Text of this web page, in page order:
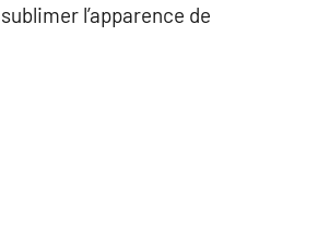
l’apparence de